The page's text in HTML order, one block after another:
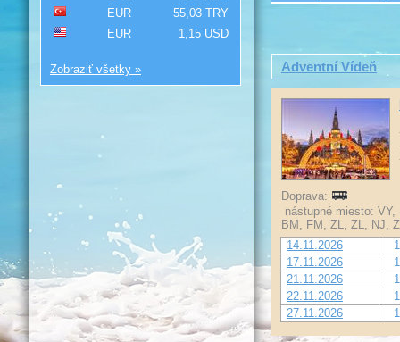
Adventní Vídeň
Doprava:
nástupné miesto:
BM, FM, ZL, ZL, NJ,
14.11.2026
17.11.2026
21.11.2026
22.11.2026
27.11.2026
EUR
55,03 TRY
EUR
1,15 USD
Zobraziť všetky »